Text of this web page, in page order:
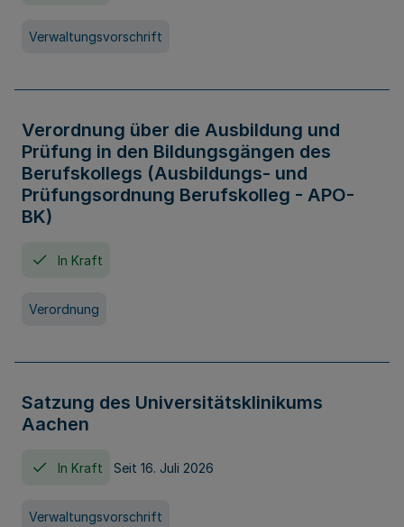
Verwaltungsvorschrift
Verordnung über die Ausbildung und
Prüfung in den Bildungsgängen des
Berufskollegs (Ausbildungs- und
Prüfungsordnung Berufskolleg - APO-
BK)
In Kraft
Verordnung
Satzung des Universitätsklinikums
Aachen
In Kraft Seit 16. Juli 2026
Verwaltungsvorschrift